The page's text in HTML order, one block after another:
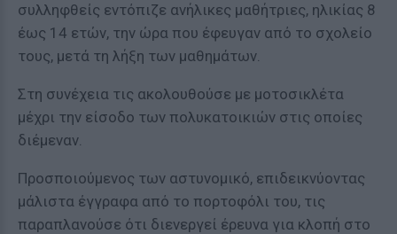
συλληφθείς εντόπιζε ανήλικες μαθήτριες, ηλικίας 8
έως 14 ετών, την ώρα που έφευγαν από το σχολείο
τους, μετά τη λήξη των μαθημάτων.
Στη συνέχεια τις ακολουθούσε με μοτοσικλέτα
μέχρι την είσοδο των πολυκατοικιών στις οποίες
διέμεναν.
Προσποιούμενος των αστυνομικό, επιδεικνύοντας
μάλιστα έγγραφα από το πορτοφόλι του, τις
παραπλανούσε ότι διενεργεί έρευνα για κλοπή στο